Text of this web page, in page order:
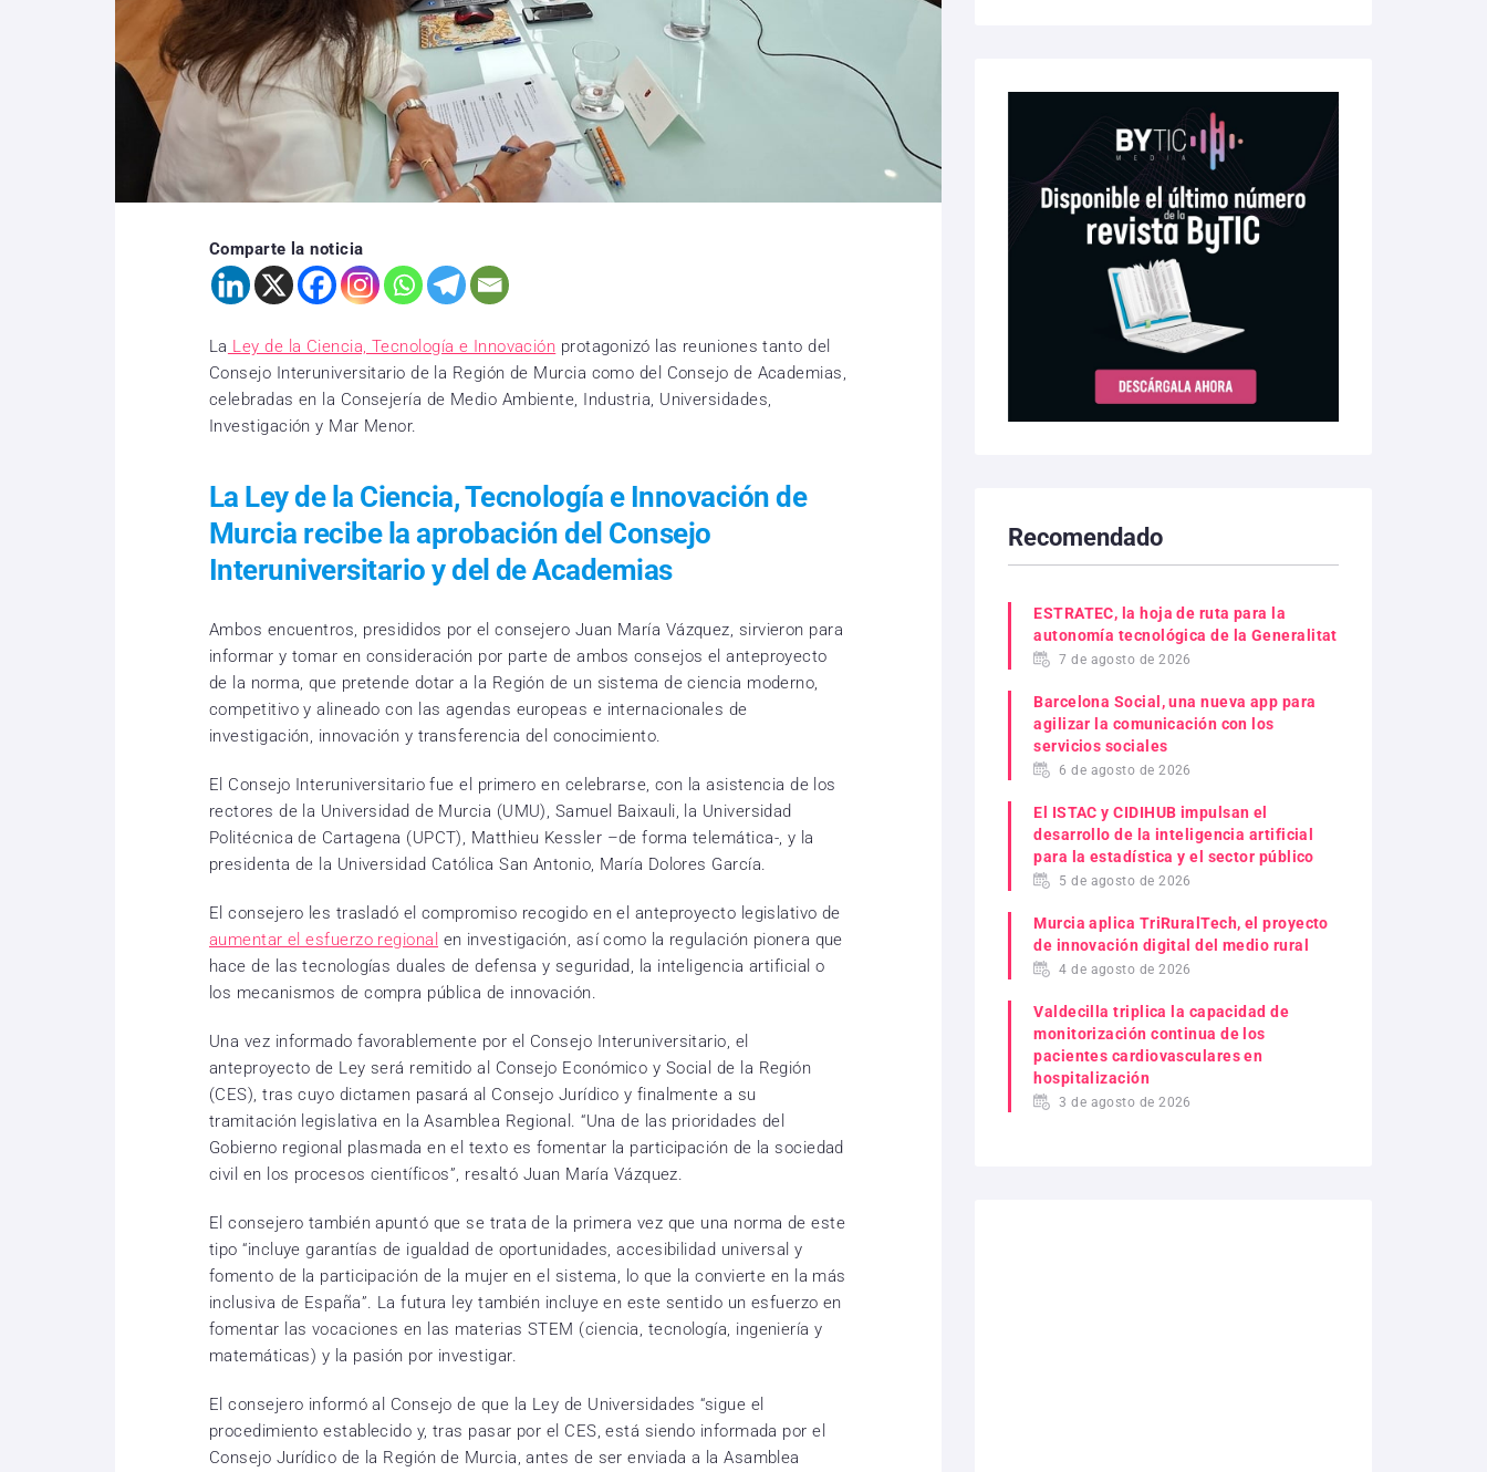
Comparte la noticia
La Ley de la Ciencia, Tecnología e Innovación protagonizó las reuniones tanto del
Consejo Interuniversitario de la Región de Murcia como del Consejo de Academias,
celebradas en la Consejería de Medio Ambiente, Industria, Universidades,
Investigación y Mar Menor.
La Ley de la Ciencia, Tecnología e Innovación de
Murcia recibe la aprobación del Consejo
Interuniversitario y del de Academias
Ambos encuentros, presididos por el consejero Juan María Vázquez, sirvieron para
informar y tomar en consideración por parte de ambos consejos el anteproyecto
de la norma, que pretende dotar a la Región de un sistema de ciencia moderno,
competitivo y alineado con las agendas europeas e internacionales de
investigación, innovación y transferencia del conocimiento.
El Consejo Interuniversitario fue el primero en celebrarse, con la asistencia de los
rectores de la Universidad de Murcia (UMU), Samuel Baixauli, la Universidad
Politécnica de Cartagena (UPCT), Matthieu Kessler –de forma telemática-, y la
presidenta de la Universidad Católica San Antonio, María Dolores García.
El consejero les trasladó el compromiso recogido en el anteproyecto legislativo de
aumentar el esfuerzo regional en investigación, así como la regulación pionera que
hace de las tecnologías duales de defensa y seguridad, la inteligencia artificial o
los mecanismos de compra pública de innovación.
Una vez informado favorablemente por el Consejo Interuniversitario, el
anteproyecto de Ley será remitido al Consejo Económico y Social de la Región
(CES), tras cuyo dictamen pasará al Consejo Jurídico y finalmente a su
tramitación legislativa en la Asamblea Regional. “Una de las prioridades del
Gobierno regional plasmada en el texto es fomentar la participación de la sociedad
civil en los procesos científicos”, resaltó Juan María Vázquez.
El consejero también apuntó que se trata de la primera vez que una norma de este
tipo “incluye garantías de igualdad de oportunidades, accesibilidad universal y
fomento de la participación de la mujer en el sistema, lo que la convierte en la más
inclusiva de España”. La futura ley también incluye en este sentido un esfuerzo en
fomentar las vocaciones en las materias STEM (ciencia, tecnología, ingeniería y
matemáticas) y la pasión por investigar.
El consejero informó al Consejo de que la Ley de Universidades “sigue el
procedimiento establecido y, tras pasar por el CES, está siendo informada por el
Consejo Jurídico de la Región de Murcia, antes de ser enviada a la Asamblea
Recomendado
ESTRATEC, la hoja de ruta para la
autonomía tecnológica de la Generalitat
7 de agosto de 2026
Barcelona Social, una nueva app para
agilizar la comunicación con los
servicios sociales
6 de agosto de 2026
El ISTAC y CIDIHUB impulsan el
desarrollo de la inteligencia artificial
para la estadística y el sector público
5 de agosto de 2026
Murcia aplica TriRuralTech, el proyecto
de innovación digital del medio rural
4 de agosto de 2026
Valdecilla triplica la capacidad de
monitorización continua de los
pacientes cardiovasculares en
hospitalización
3 de agosto de 2026